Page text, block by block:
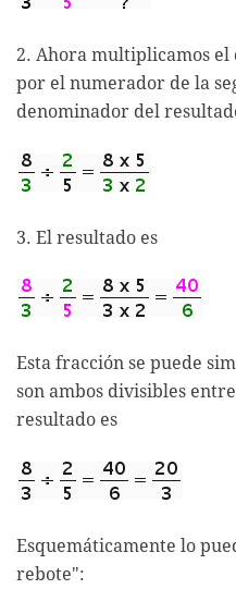
2. Ahora multiplicamos
por el numerador de la
denominador del
3. El resultado es
Esta fracción se puede
son ambos divisibles
resultado es
Esquemáticamente lo
rebote":